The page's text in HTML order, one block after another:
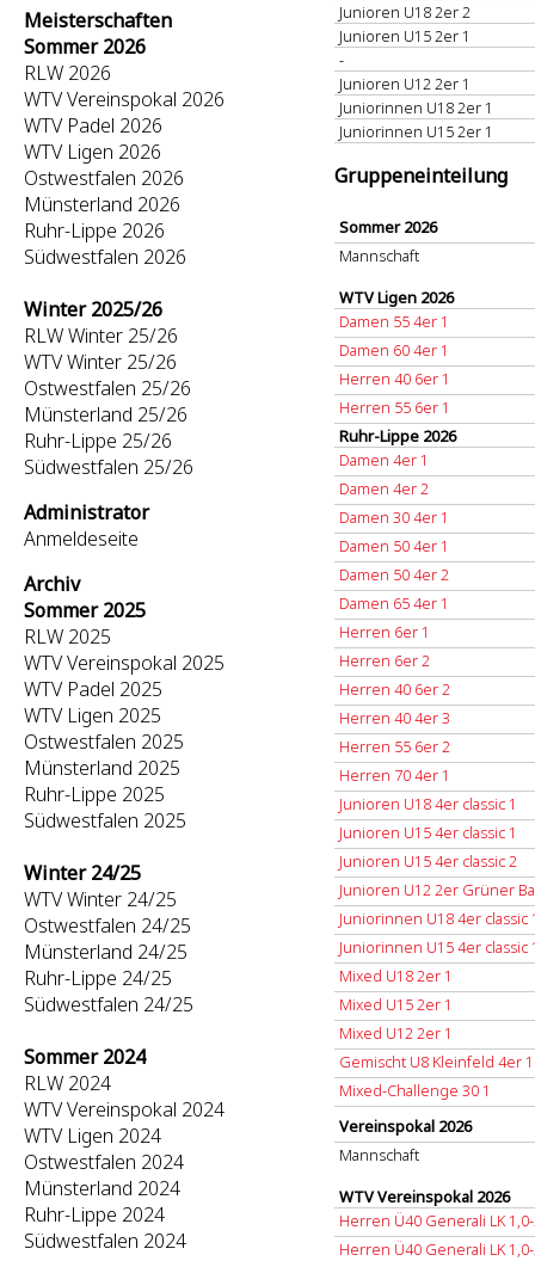
Meisterschaften
Sommer 2026
RLW 2026
WTV Vereinspokal 2026
WTV Padel 2026
WTV Ligen 2026
Ostwestfalen 2026
Münsterland 2026
Ruhr-Lippe 2026
Südwestfalen 2026
Winter 2025/26
RLW Winter 25/26
WTV Winter 25/26
Ostwestfalen 25/26
Münsterland 25/26
Ruhr-Lippe 25/26
Südwestfalen 25/26
Administrator
Anmeldeseite
Archiv
Sommer 2025
RLW 2025
WTV Vereinspokal 2025
WTV Padel 2025
WTV Ligen 2025
Ostwestfalen 2025
Münsterland 2025
Ruhr-Lippe 2025
Südwestfalen 2025
Winter 24/25
WTV Winter 24/25
Ostwestfalen 24/25
Münsterland 24/25
Ruhr-Lippe 24/25
Südwestfalen 24/25
Sommer 2024
RLW 2024
WTV Vereinspokal 2024
WTV Ligen 2024
Ostwestfalen 2024
Münsterland 2024
Ruhr-Lippe 2024
Südwestfalen 2024
Junioren U18 2er 2
Junioren U15 2er 1
-
Junioren U12 2er 1
Juniorinnen U18 2er 1
Juniorinnen U15 2er 1
Gruppeneinteilung
Sommer 2026
Mannschaft
WTV Ligen 2026
Damen 55 4er 1
Damen 60 4er 1
Herren 40 6er 1
Herren 55 6er 1
Ruhr-Lippe 2026
Damen 4er 1
Damen 4er 2
Damen 30 4er 1
Damen 50 4er 1
Damen 50 4er 2
Damen 65 4er 1
Herren 6er 1
Herren 6er 2
Herren 40 6er 2
Herren 40 4er 3
Herren 55 6er 2
Herren 70 4er 1
Junioren U18 4er classic 1
Junioren U15 4er classic 1
Junioren U15 4er classic 2
Junioren U12 2er Grüner
Juniorinnen U18 4er classic
Juniorinnen U15 4er classic
Mixed U18 2er 1
Mixed U15 2er 1
Mixed U12 2er 1
Gemischt U8 Kleinfeld 4er 1
Mixed-Challenge 30 1
Vereinspokal 2026
Mannschaft
WTV Vereinspokal 2026
Herren Ü40 Generali LK
Herren Ü40 Generali LK